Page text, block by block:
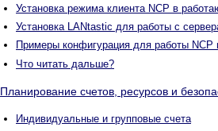
Установка режима клиента NCP в
Установка LANtastic для работы с
Примеры конфигурация для работы NCP
Что читать дальше?
Планирование счетов, ресурсов и
Индивидуальные и групповые счета